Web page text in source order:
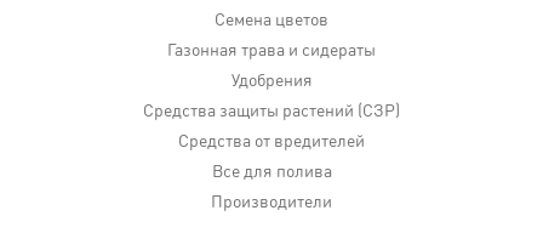
Семена цветов
Газонная трава и сидераты
Удобрения
Средства защиты растений (СЗР)
Средства от вредителей
Все для полива
Производители